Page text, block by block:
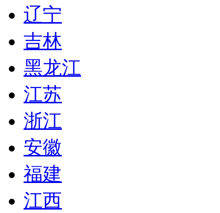
辽宁
吉林
黑龙江
江苏
浙江
安徽
福建
江西